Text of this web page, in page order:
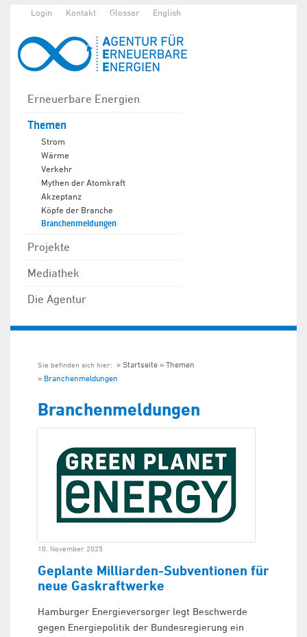
Login Kontakt Glossar English
Erneuerbare Energien
Themen
Strom
Wärme
Verkehr
Mythen der Atomkraft
Akzeptanz
Köpfe der Branche
Branchenmeldungen
Projekte
Mediathek
Die Agentur
Sie befinden sich hier: Startseite
Themen
Branchenmeldungen
Branchenmeldungen
10. November 2025
Geplante Milliarden-Subventionen für
neue Gaskraftwerke
Hamburger Energieversorger legt Beschwerde
gegen Energiepolitik der Bundesregierung ein